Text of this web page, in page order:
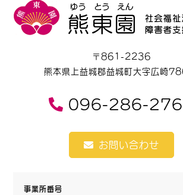
〒861-2236
熊本県上益城郡益城町大字広崎
096-286-
お問い合わせ
事業所番号